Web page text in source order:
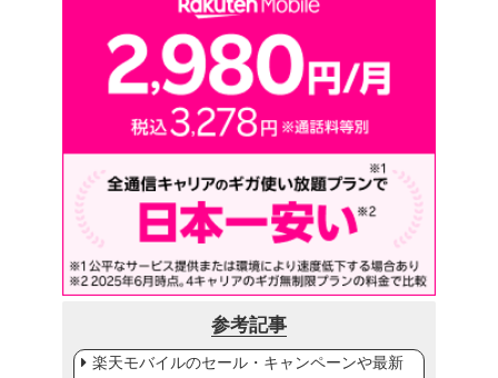
参考記事
楽天モバイルのセール・キャンペーンや最新